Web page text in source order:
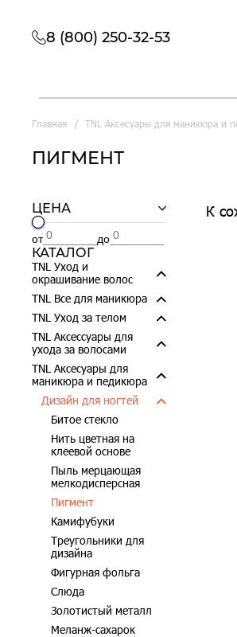
8 (800) 250-32-53
Главная TNL Аксесуары для маникюра и
ПИГМЕНТ
ЦЕНА
от до
КАТАЛОГ
TNL Уход и
окрашивание волос
TNL Все для маникюра
TNL Уход за телом
TNL Аксессуары для
ухода за волосами
TNL Аксесуары для
маникюра и педикюра
Дизайн для ногтей
Битое стекло
Нить цветная на
клеевой основе
Пыль мерцающая
мелкодисперсная
Пигмент
Камифубуки
Треугольники для
дизайна
Фигурная фольга
Слюда
Золотистый металл
Меланж-сахарок
К